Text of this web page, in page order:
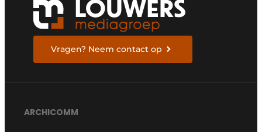
Vragen? Neem contact op
ARCHICOMM